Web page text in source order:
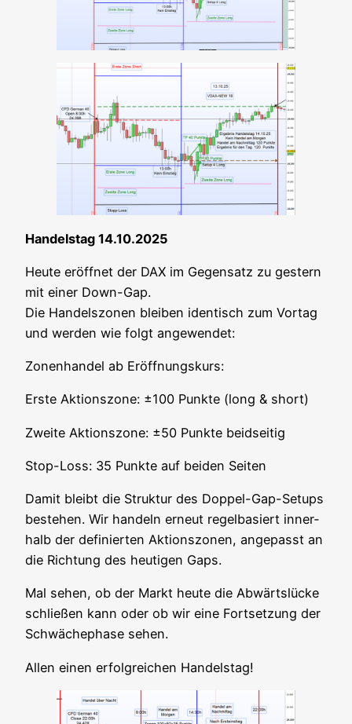
Han­dels­tag 14.10.2025
Heu­te eröff­net der DAX im Gegen­satz zu ges­tern
mit einer Down-Gap.
Die Han­dels­zo­nen blei­ben iden­tisch zum Vor­tag
und wer­den wie folgt angewendet:
Zonen­han­del ab Eröffnungskurs:
Ers­te Akti­ons­zo­ne: ±100 Punk­te (long & short)
Zwei­te Akti­ons­zo­ne: ±50 Punk­te beidseitig
Stop-Loss: 35 Punk­te auf bei­den Seiten
Damit bleibt die Struk­tur des Dop­pel-Gap-Set­ups
bestehen. Wir han­deln erneut regel­ba­siert inner­
halb der defi­nier­ten Akti­ons­zo­nen, ange­passt an
die Rich­tung des heu­ti­gen Gaps.
Mal sehen, ob der Markt heu­te die Abwärts­lü­cke
schlie­ßen kann oder ob wir eine Fort­set­zung der
Schwä­che­pha­se sehen.
Allen einen erfolg­rei­chen Handelstag!